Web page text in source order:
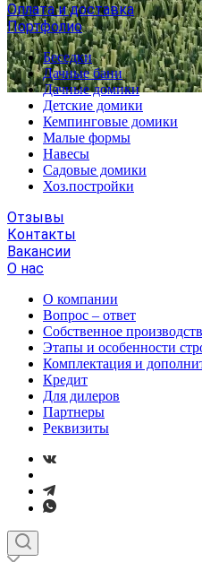
Оплата и доставка
Портфолио
Беседки
Дачные бани
Дачные домики
Детские домики
Кемпинговые домики
Малые формы
Навесы
Садовые домики
Хоз.постройки
Отзывы
Контакты
Вакансии
О нас
О компании
Вопрос – ответ
Собственное
Этапы и особенности
Комплектация и
Кредит
Для дилеров
Партнеры
Реквизиты